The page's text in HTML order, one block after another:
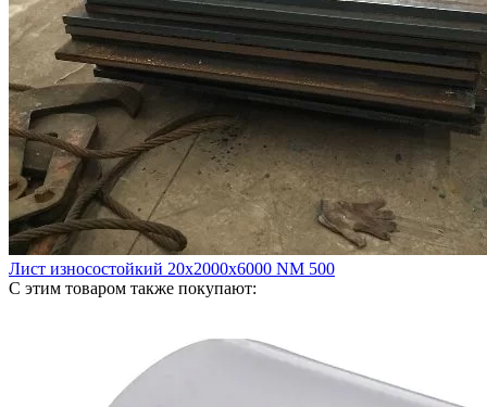
Лист износостойкий 20х2000х6000 NM 500
С этим товаром также покупают: